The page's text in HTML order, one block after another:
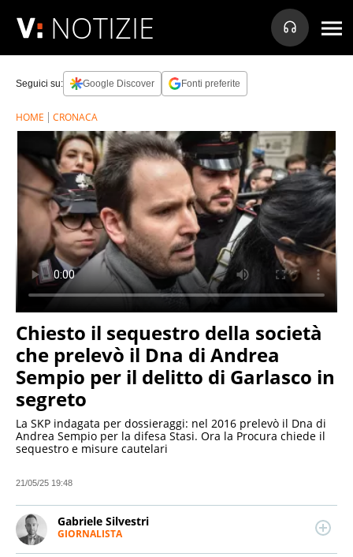
NOTIZIE
Seguici su: Google Discover Fonti preferite
HOME CRONACA
Chiesto il sequestro della società
che prelevò il Dna di Andrea
Sempio per il delitto di Garlasco in
segreto
La SKP indagata per dossieraggi: nel 2016 prelevò il Dna di
Andrea Sempio per la difesa Stasi. Ora la Procura chiede il
sequestro e misure cautelari
21/05/25 19:48
Gabriele Silvestri
GIORNALISTA